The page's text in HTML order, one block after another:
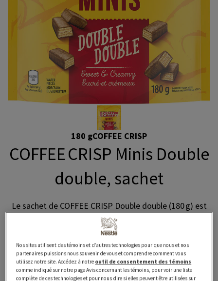
180 gCOFFEE CRISP
COFFEE CRISP Minis Double
double, sachet
Le sachet de COFFEE CRISP Double double (180 g) est
maintenant disponible dans un nouveau format! Sa
saveur plus douce et plus crémeuse est si agréable que
nous l'avons nommée deux fois. Les bouchées de
gaufrettes miniatures croustillantes, avec un mélange
harmonieux de crème au café et de fin enrobage
chocolaté, sont un pur délice canadien. Faites d'arômes
Nos sites utilisent des témoins et d’autres technologies pour que nous et nos
partenaires puissions nous souvenir de vous et comprendre comment vous
utilisez notre site. Accédez à notre outil de consentement des témoins
comme indiqué sur notre page Avis concernant les témoins, pour voir une liste
complète de ces technologies et pour nous dire si elles peuvent être utilisées sur